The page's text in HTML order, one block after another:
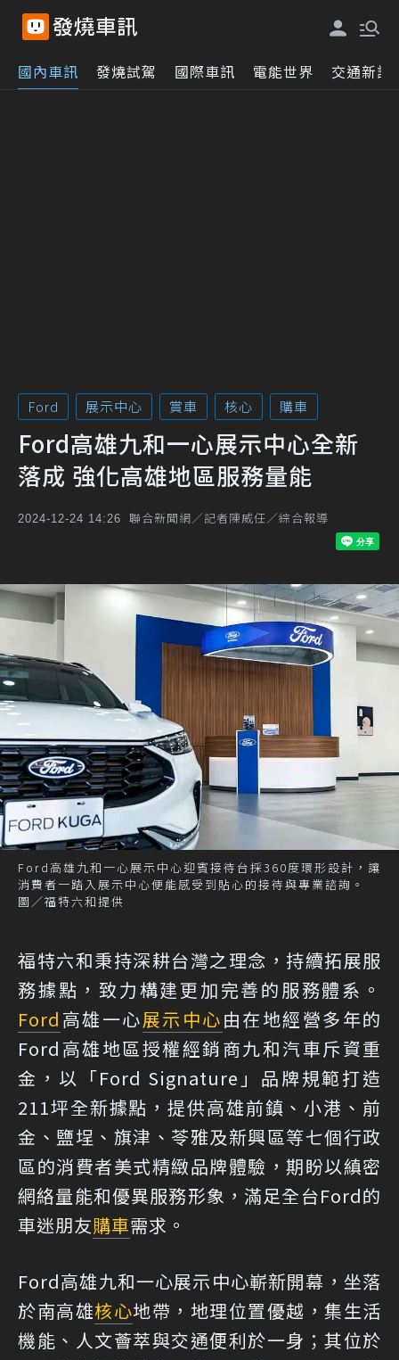
國內車訊 發燒試駕 國際車訊 電能世界 交通新訊
Ford 展示中心 賞車 核心 購車
Ford高雄九和一心展示中心全新
落成 強化高雄地區服務量能
2024-12-24 14:26 聯合新聞網／記者陳威任／綜合報導
Ford高雄九和一心展示中心迎賓接待台採360度環形設計，讓
消費者一踏入展示中心便能感受到貼心的接待與專業諮詢。
圖／福特六和提供
福特六和秉持深耕台灣之理念，持續拓展服
務據點，致力構建更加完善的服務體系。
Ford 高雄一心展示中心由在地經營多年的
Ford高雄地區授權經銷商九和汽車斥資重
金，以「Ford Signature」品牌規範打造
211坪全新據點，提供高雄前鎮、小港、前
金、鹽埕、旗津、苓雅及新興區等七個行政
區的消費者美式精緻品牌體驗，期盼以縝密
網絡量能和優異服務形象，滿足全台Ford的
車迷朋友購車需求。
Ford高雄九和一心展示中心嶄新開幕，坐落
於南高雄核心地帶，地理位置優越，集生活
機能、人文薈萃與交通便利於一身；其位於